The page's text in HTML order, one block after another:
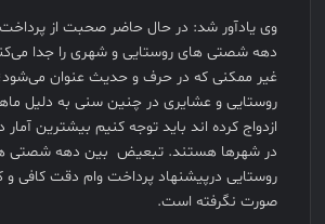
وى یادآور شد: در حال حاضر صحبت از
دهه شصتی هاى روستایی و شهری را جدا
غیر ممکنی که در حرف و حدیث عنوان مى‌شود؛
روستایى و عشایری در چنین سنى به دلیل
ازدواج کرده اند باید توجه کنیم بیشترین
در شهرها هستند. تبعیض بین دهه شصتی
روستایی درپیشنهاد پرداخت وام دقت کافی و
صورت نگرفته است.